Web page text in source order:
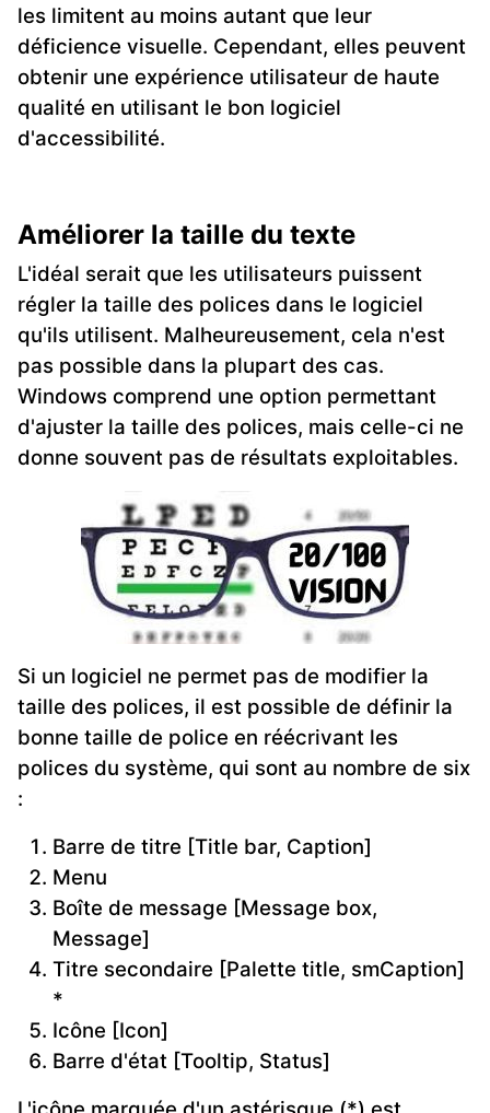
les limitent au moins autant que leur
déficience visuelle. Cependant, elles peuvent
obtenir une expérience utilisateur de haute
qualité en utilisant le bon logiciel
d'accessibilité.
Améliorer la taille du texte
L'idéal serait que les utilisateurs puissent
régler la taille des polices dans le logiciel
qu'ils utilisent. Malheureusement, cela n'est
pas possible dans la plupart des cas.
Windows comprend une option permettant
d'ajuster la taille des polices, mais celle-ci ne
donne souvent pas de résultats exploitables.
Si un logiciel ne permet pas de modifier la
taille des polices, il est possible de définir la
bonne taille de police en réécrivant les
polices du système, qui sont au nombre de six
:
Barre de titre [Title bar, Caption]
Menu
Boîte de message [Message box,
Message]
Titre secondaire [Palette title, smCaption]
*
Icône [Icon]
Barre d'état [Tooltip, Status]